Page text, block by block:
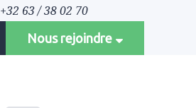
+32 63 / 38 02 70
Nous rejoindre